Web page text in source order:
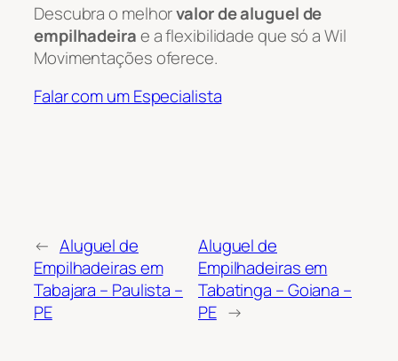
Descubra o melhorvalor de aluguel de
empilhadeirae a flexibilidade que só a Wil
Movimentações oferece.
Falar com um Especialista
← Aluguel de
Empilhadeiras em
Tabajara – Paulista –
PE
Aluguel de
Empilhadeiras em
Tabatinga – Goiana –
PE →